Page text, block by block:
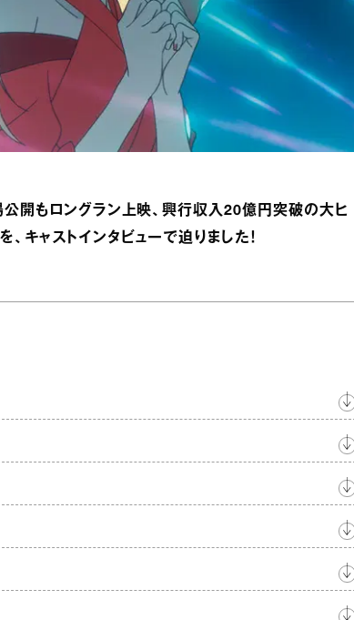
開もロングラン上映、興行収入20億円突破の大ヒ
キャストインタビューで迫りました！